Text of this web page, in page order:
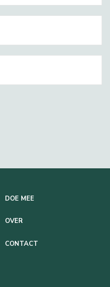
DOE MEE
OVER
CONTACT